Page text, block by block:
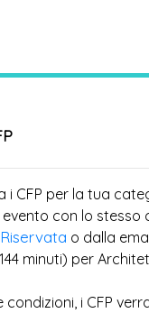
i CFP per la tua
con lo stesso
o dalla
minuti) per
i CFP